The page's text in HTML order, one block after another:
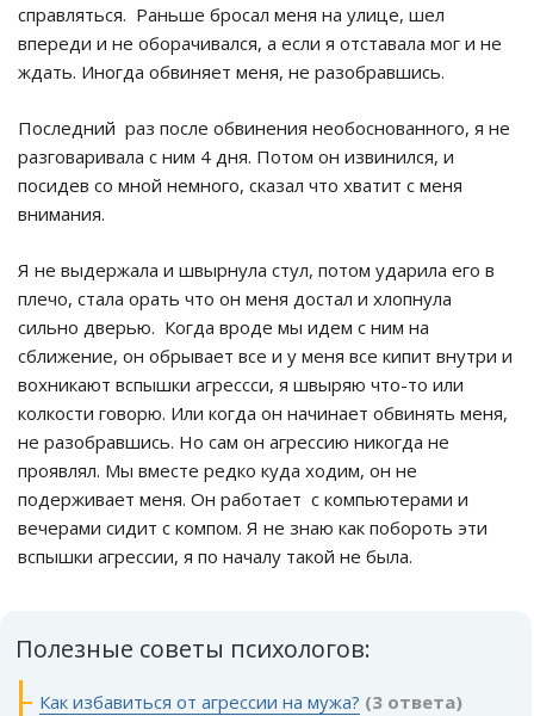
справляться. Раньше бросал меня на улице, шел
впереди и не оборачивался, а если я отставала мог и не
ждать. Иногда обвиняет меня, не разобравшись.
Последний раз после обвинения необоснованного, я не
разговаривала с ним 4 дня. Потом он извинился, и
посидев со мной немного, сказал что хватит с меня
внимания.
Я не выдержала и швырнула стул, потом ударила его в
плечо, стала орать что он меня достал и хлопнула
сильно дверью. Когда вроде мы идем с ним на
сближение, он обрывает все и у меня все кипит внутри и
вохникают вспышки агрессси, я швыряю что-то или
колкости говорю. Или когда он начинает обвинять меня,
не разобравшись. Но сам он агрессию никогда не
проявлял. Мы вместе редко куда ходим, он не
подерживает меня. Он работает с компьютерами и
вечерами сидит с компом. Я не знаю как побороть эти
вспышки агрессии, я по началу такой не была.
Полезные советы психологов:
Как избавиться от агрессии на мужа? (3 ответа)